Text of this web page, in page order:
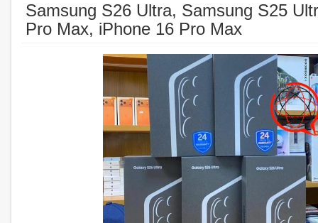
Samsung S26 Ultra, Samsung S25
Pro Max, iPhone 16 Pro Max